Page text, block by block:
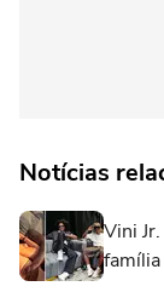
Notícias
Vini
família